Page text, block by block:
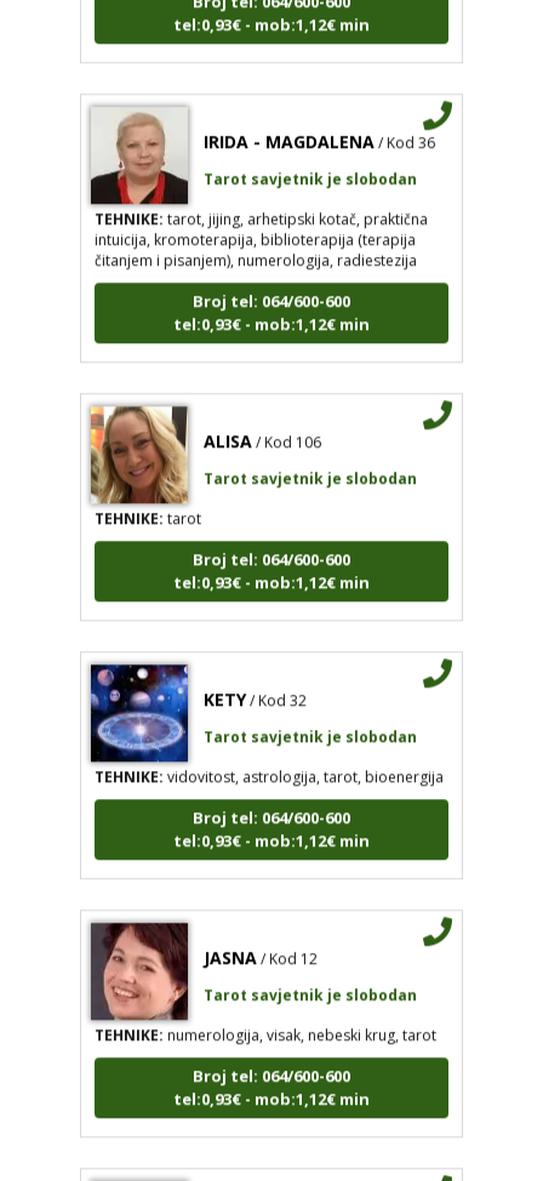
Tarot savjetnik je slobodan
TEHNIKE:tarot, jijing, arhetipski kotač, praktična
intuicija, kromoterapija, biblioterapija (terapija
čitanjem i pisanjem), numerologija, radiestezija
Broj tel: 064/600-600
tel:0,93€ - mob:1,12€ min
Tarot savjetnik je slobodan
TEHNIKE:tarot
Broj tel: 064/600-600
tel:0,93€ - mob:1,12€ min
Tarot savjetnik je slobodan
TEHNIKE:vidovitost, astrologija, tarot, bioenergija
Broj tel: 064/600-600
tel:0,93€ - mob:1,12€ min
Tarot savjetnik je slobodan
TEHNIKE:
numerologija, visak, nebeski krug, tarot
Broj tel: 064/600-600
tel:0,93€ - mob:1,12€ min